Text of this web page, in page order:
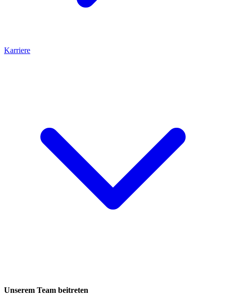
Karriere
Unserem Team beitreten